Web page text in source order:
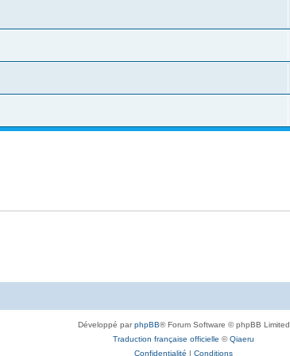
Développé parphpBB® Forum Software © phpBB Limited
Traduction française officielle ©Qiaeru
Confidentialité | Conditions